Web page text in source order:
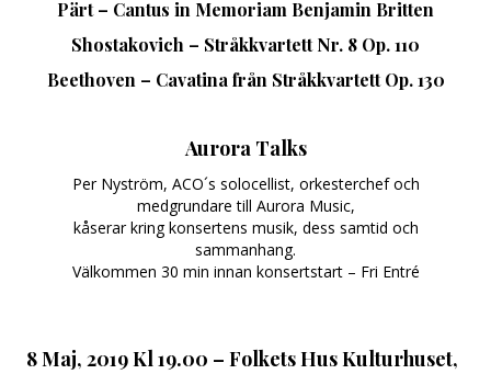
Pärt – Cantus in Memoriam Benjamin Britten
Shostakovich – Stråkkvartett Nr. 8 Op. 110
Beethoven – Cavatina från Stråkkvartett Op. 130
Aurora Talks
Per Nyström, ACO´s solocellist, orkesterchef och
medgrundare till Aurora Music,
kåserar kring konsertens musik, dess samtid och
sammanhang.
Välkommen 30 min innan konsertstart – Fri Entré
8 Maj, 2019 Kl 19.00 – Folkets Hus Kulturhuset,